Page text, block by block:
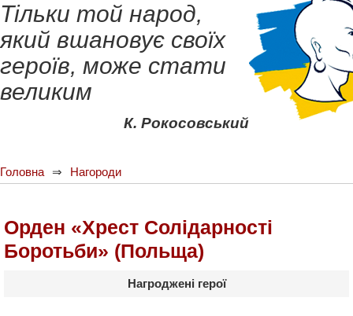
Тільки той народ,
який вшановує своїх
героїв, може стати
великим
К. Рокосовський
Головна Нагороди
Орден «Хрест Солідарності
Боротьби» (Польща)
Нагроджені герої